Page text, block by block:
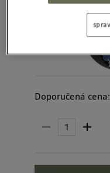
Doporučená cena: